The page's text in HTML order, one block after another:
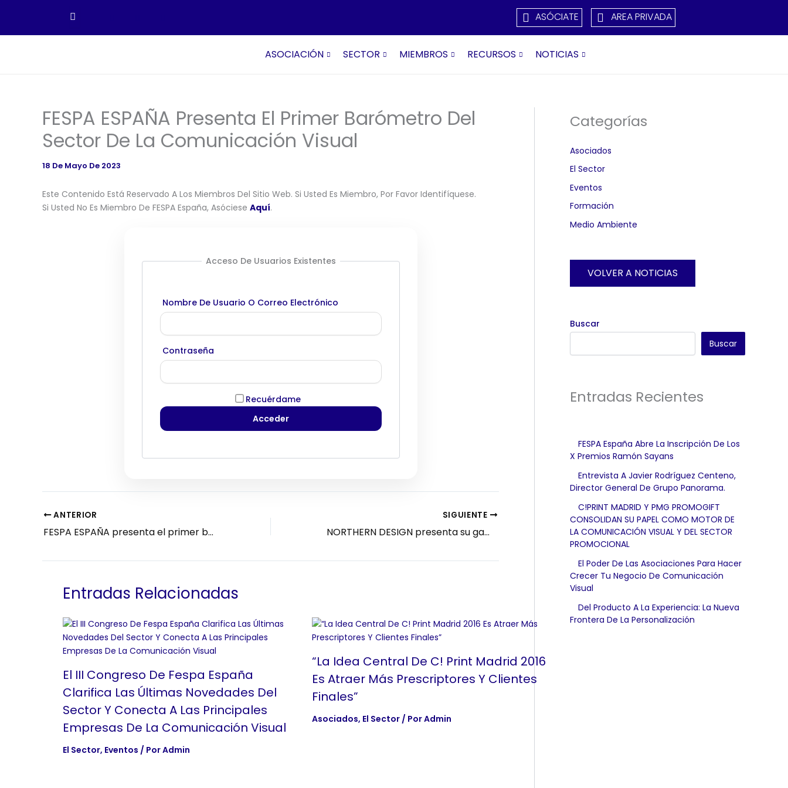
Contenido
ASÓCIATE AREA PRIVADA
ASOCIACIÓN SECTOR MIEMBROS RECURSOS NOTICIAS
FESPA ESPAÑA Presenta El Primer Barómetro Del
Sector De La Comunicación Visual
18 De Mayo De 2023
Este Contenido Está Reservado A Los Miembros Del Sitio Web. Si Usted Es Miembro, Por Favor Identifíquese.
Si Usted No Es Miembro De FESPA España, Asóciese Aquí.
Acceso De Usuarios Existentes
Nombre De Usuario O Correo Electrónico
Contraseña
Recuérdame
ANTERIOR
FESPA ESPAÑA presenta el primer barómetro del sector de la comunicación visual
SIGUIENTE
NORTHERN DESIGN presenta su gama de materiales SWEDBOARD®.
Entradas Relacionadas
El III Congreso De Fespa España
Clarifica Las Últimas Novedades Del
Sector Y Conecta A Las Principales
Empresas De La Comunicación Visual
El Sector, Eventos / PorAdmin
“La Idea Central De C! Print Madrid 2016
Es Atraer Más Prescriptores Y Clientes
Finales”
Asociados, El Sector / PorAdmin
Categorías
Asociados
El Sector
Eventos
Formación
Medio Ambiente
VOLVER A NOTICIAS
Buscar
Buscar
Entradas Recientes
FESPA España Abre La Inscripción De Los
X Premios Ramón Sayans
Entrevista A Javier Rodríguez Centeno,
Director General De Grupo Panorama.
C!PRINT MADRID Y PMG PROMOGIFT
CONSOLIDAN SU PAPEL COMO MOTOR DE
LA COMUNICACIÓN VISUAL Y DEL SECTOR
PROMOCIONAL
El Poder De Las Asociaciones Para Hacer
Crecer Tu Negocio De Comunicación
Visual
Del Producto A La Experiencia: La Nueva
Frontera De La Personalización